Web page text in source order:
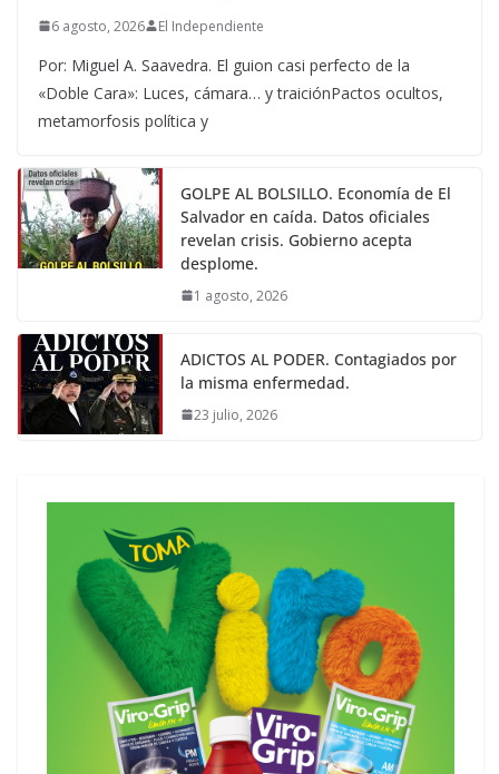
6 agosto, 2026 El Independiente
Por: Miguel A. Saavedra. El guion casi perfecto de la
«Doble Cara»: Luces, cámara… y traiciónPactos ocultos,
metamorfosis política y
GOLPE AL BOLSILLO. Economía de El
Salvador en caída. Datos oficiales
revelan crisis. Gobierno acepta
desplome.
1 agosto, 2026
ADICTOS AL PODER. Contagiados por
la misma enfermedad.
23 julio, 2026